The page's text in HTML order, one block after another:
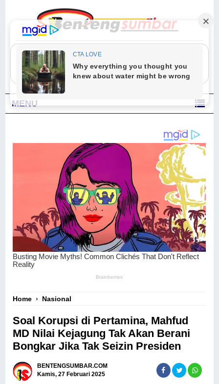
"Sesungguhnya Allah dan para malaikat-Nya berselawat untuk Nabi.
Wahai orang-orang yang beriman, berselawatlah kamu untuk Nabi dan
ucapkanlah salam dengan penuh penghormatan kepadanya." (Qs. Al
Ahzab Ayat 56)
MENU
Home › Nasional
Soal Korupsi di Pertamina, Mahfud
MD Nilai Kejagung Tak Akan Berani
Bongkar Jika Tak Seizin Presiden
BENTENGSUMBAR.COM
Kamis, 27 Februari 2025